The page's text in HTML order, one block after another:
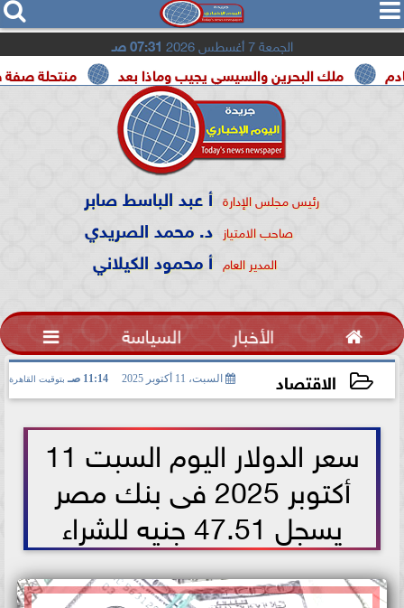
  
الجمعة 7 أغسطس 2026 07:31 صـ
منتحلة صفة صحفية ملك البحرين والسيسي يجيب وماذا بعد
رئيس مجلس الإدارة أ عبد الباسط صابر
صاحب الامتياز د. محمد الصريدي
المدير العام أ محمود الكيلاني
 الأخبار السياسة 
الاقتصاد السبت، 11 أكتوبر 2025 11:14 صـ بتوقيت القاهرة
سعر الدولار اليوم السبت 11
أكتوبر 2025 فى بنك مصر
يسجل 47.51 جنيه للشراء